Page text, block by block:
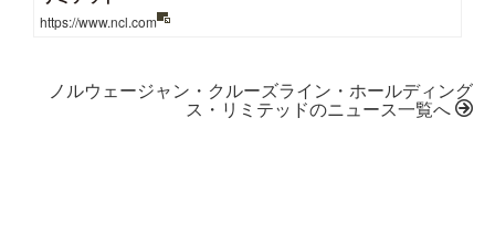
https://www.ncl.com
ノルウェージャン・クルーズライン・ホールディング
ス・リミテッドのニュース一覧へ